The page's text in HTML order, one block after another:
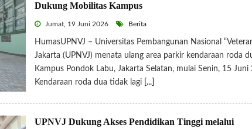
Dukung Mobilitas Kampus
Jumat, 19 Juni 2026 Berita
HumasUPNVJ – Universitas Pembangunan Nasional
Jakarta (UPNVJ) menata ulang area parkir kendaraan roda
Kampus Pondok Labu, Jakarta Selatan, mulai Senin, 15 Juni
Kendaraan roda dua tidak lagi [...]
UPNVJ Dukung Akses Pendidikan Tinggi melalui